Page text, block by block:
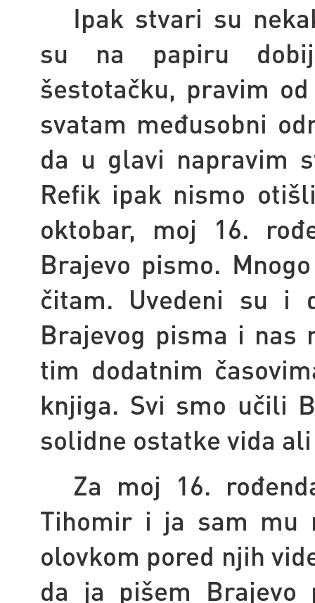
Ipak stvari su
su na papiru
šestotačku, pravim
svatam međusobni
da u glavi napravim
Refik ipak nismo
oktobar, moj 16.
Brajevo pismo.
čitam. Uvedeni su i
Brajevog pisma i nas
tim dodatnim
knjiga. Svi smo učili
solidne ostatke vida
Za moj 16.
Tihomir i ja sam mu
olovkom pored njih
da ja pišem